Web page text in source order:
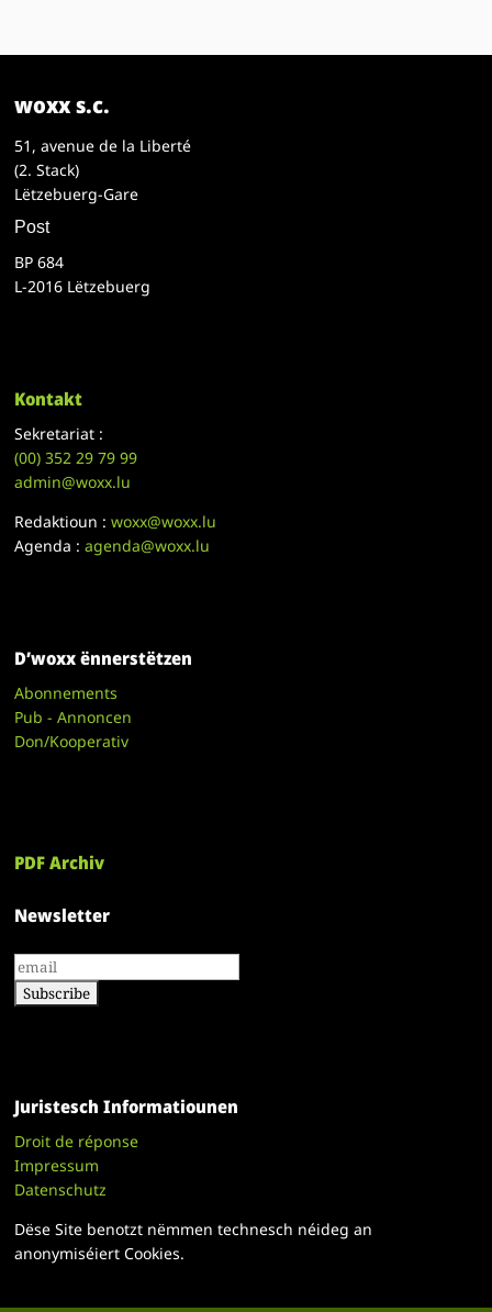
woxx s.c.
51, avenue de la Liberté
(2. Stack)
Lëtzebuerg-Gare
Post
BP 684
L-2016 Lëtzebuerg
Kontakt
Sekretariat :
(00)352 29 79 99
admin@woxx.lu
Redaktioun :woxx@woxx.lu
Agenda :agenda@woxx.lu
D’woxx ënnerstëtzen
Abonnements
Pub - Annoncen
Don/Kooperativ
PDF Archiv
Newsletter
Juristesch Informatiounen
Droit de réponse
Impressum
Datenschutz
Dëse Site benotzt nëmmen technesch néideg an
anonymiséiert Cookies.